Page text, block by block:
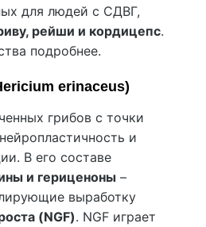
для людей с СДВГ,
рейши и кордицепс.
подробнее.
erinaceus)
грибов с точки
и
В его составе
и гериценоны –
выработку
(NGF). NGF играет